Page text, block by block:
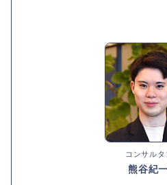
コンサルタ
熊谷紀